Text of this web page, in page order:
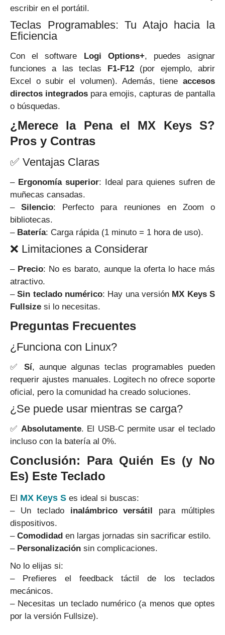
escribir en el portátil.
Teclas Programables: Tu Atajo hacia la
Eficiencia
Con el software Logi Options+, puedes asignar
funciones a las teclas
F1-F12(por ejemplo, abrir
Excel o subir el volumen). Además, tiene accesos
directos integrados para emojis, capturas de pantalla
o búsquedas.
¿Merece la Pena el MX Keys S?
Pros y Contras
✅ Ventajas Claras
– Ergonomía superior: Ideal para quienes sufren de
muñecas cansadas.
–Silencio: Perfecto para reuniones en Zoom o
bibliotecas.
– Batería: Carga rápida (1 minuto = 1 hora de uso).
❌ Limitaciones a Considerar
– Precio: No es barato, aunque la oferta lo hace más
atractivo.
–Sin teclado numérico: Hay una versión MX Keys S
Fullsize si lo necesitas.
Preguntas Frecuentes
¿Funciona con Linux?
✅ Sí, aunque algunas teclas programables pueden
requerir ajustes manuales. Logitech no ofrece soporte
oficial, pero la comunidad ha creado soluciones.
¿Se puede usar mientras se carga?
✅ Absolutamente. El USB-C permite usar el teclado
incluso con la batería al 0%.
Conclusión: Para Quién Es (y No
Es) Este Teclado
El MX Keys S es ideal si buscas:
– Un teclado inalámbrico versátil
para múltiples
dispositivos.
– Comodidad en largas jornadas sin sacrificar estilo.
– Personalización sin complicaciones.
No lo elijas si:
– Prefieres el feedback táctil de los teclados
mecánicos.
– Necesitas un teclado numérico (a menos que optes
por la versión Fullsize).